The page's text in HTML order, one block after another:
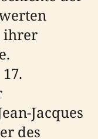
ihrer
Jacques
des